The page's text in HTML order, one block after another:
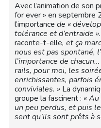
Avec l’animation de son
for ever » en septembre
l’importance de «
tolérance et d’entraide
raconte-t-elle, et ça
nous est pas spontané,
l’importance de
rails, pour moi, les
enrichissantes, parfois
conviviales. » La
groupe la fascinent : «
un peu perdus, et puis
sent qu’ils sont prêts à